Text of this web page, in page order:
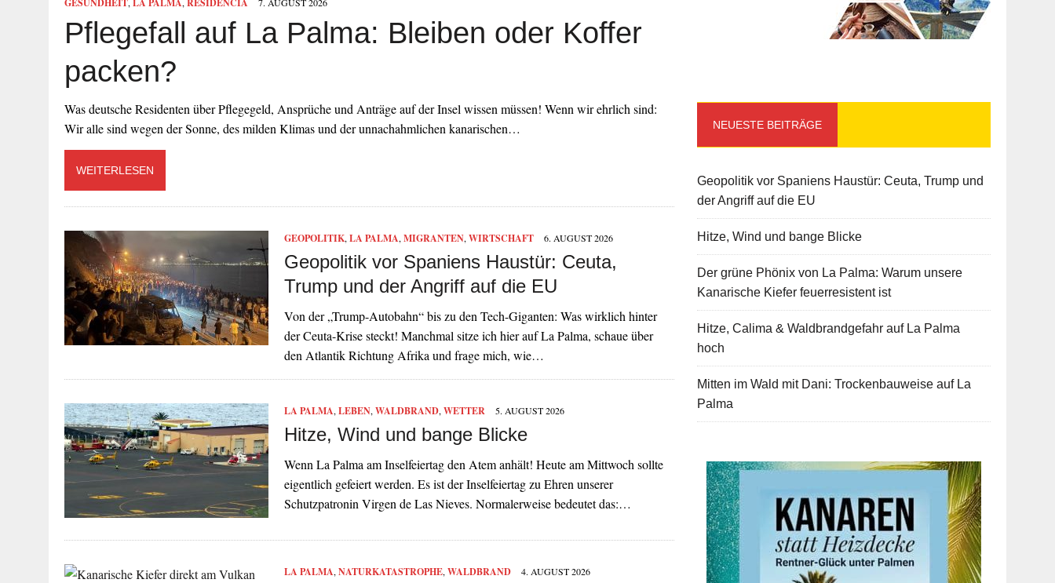
Pflegefall auf La Palma: Bleiben oder Koffer
packen?
Was deutsche Residenten über Pflegegeld, Ansprüche und Anträge auf der Insel wissen müssen! Wenn wir ehrlich sind:
Wir alle sind wegen der Sonne, des milden Klimas und der unnachahmlichen kanarischen…
WEITERLESEN
GEOPOLITIK, LA PALMA, MIGRANTEN, WIRTSCHAFT 6. AUGUST 2026
Geopolitik vor Spaniens Haustür: Ceuta,
Trump und der Angriff auf die EU
Von der „Trump-Autobahn“ bis zu den Tech-Giganten: Was wirklich hinter
der Ceuta-Krise steckt! Manchmal sitze ich hier auf La Palma, schaue über
den Atlantik Richtung Afrika und frage mich, wie…
LA PALMA, LEBEN, WALDBRAND, WETTER 5. AUGUST 2026
Hitze, Wind und bange Blicke
Wenn La Palma am Inselfeiertag den Atem anhält! Heute am Mittwoch sollte
eigentlich gefeiert werden. Es ist der Inselfeiertag zu Ehren unserer
Schutzpatronin Virgen de Las Nieves. Normalerweise bedeutet das:…
LA PALMA, NATURKATASTROPHE, WALDBRAND 4. AUGUST 2026
NEUESTE BEITRÄGE
Geopolitik vor Spaniens Haustür: Ceuta, Trump und
der Angriff auf die EU
Hitze, Wind und bange Blicke
Der grüne Phönix von La Palma: Warum unsere
Kanarische Kiefer feuerresistent ist
Hitze, Calima & Waldbrandgefahr auf La Palma
hoch
Mitten im Wald mit Dani: Trockenbauweise auf La
Palma